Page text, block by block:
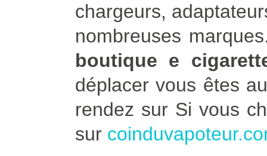
chargeurs,
nombreuses
boutique e
déplacer vous êtes
rendez sur Si vous
sur